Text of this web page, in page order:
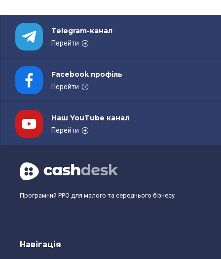
Telegram-канал
Перейти
Facebook профіль
Перейти
Наш YouTube канал
Перейти
Програмний РРО для малого та середнього бізнесу
Навігація